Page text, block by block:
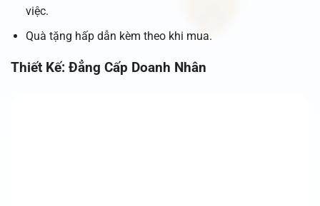
việc.
Quà tặng hấp dẫn kèm theo khi mua.
Thiết Kế: Đẳng Cấp Doanh Nhân